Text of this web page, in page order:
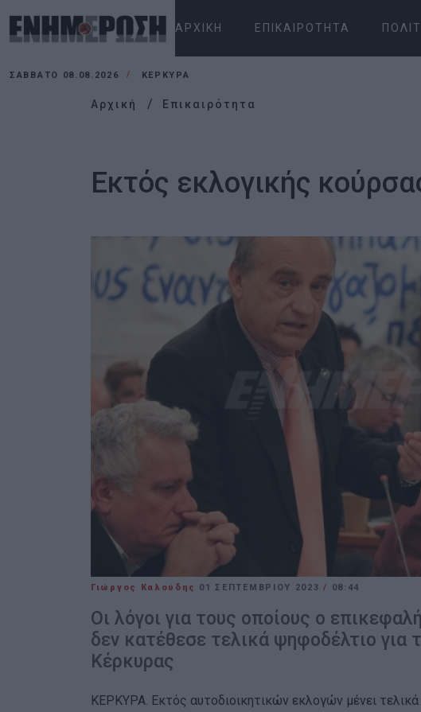
ΑΡΧΙΚΉ ΕΠΙΚΑΙΡΌΤΗΤΑ
ΣΆΒΒΑΤΟ 08.08.2026 ΚΕΡΚΥΡΑ
Αρχική Επικαιρότητα
Εκτός εκλογικής
Γιώργος Καλούδης 01 ΣΕΠΤΕΜΒΡΊΟΥ 2023/ 08:44
Οι λόγοι για τους οποίους ο
δεν κατέθεσε τελικά ψηφοδέλτιο για
Κέρκυρας
ΚΕΡΚΥΡΑ. Εκτός αυτοδιοικητικών εκλογών μένει